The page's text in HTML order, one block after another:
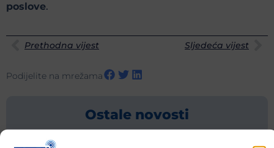
poslove.
Prethodna vijest Sljedeća vijest
Podijelite na mrežama
Ostale novosti